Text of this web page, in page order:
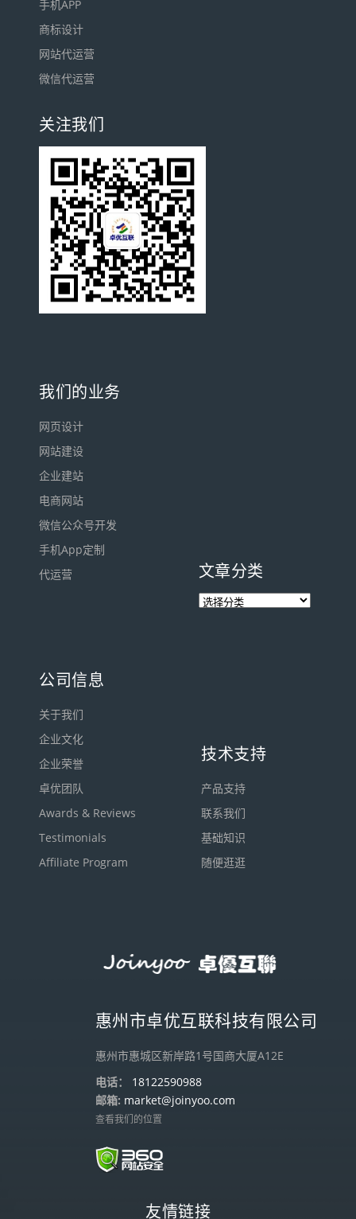
手机APP
商标设计
网站代运营
微信代运营
关注我们
我们的业务
网页设计
网站建设
企业建站
电商网站
微信公众号开发
手机App定制
代运营
文章分类
公司信息
关于我们
企业文化
企业荣誉
卓优团队
Awards & Reviews
Testimonials
Affiliate Program
技术支持
产品支持
联系我们
基础知识
随便逛逛
惠州市卓优互联科技有限公司
惠州市惠城区新岸路1号国商大厦A12E
电话：
18122590988
邮箱: market@joinyoo.com
查看我们的位置
友情链接